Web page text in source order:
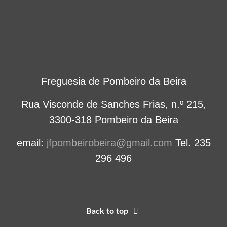
Freguesia de Pombeiro da Beira
Rua Visconde de Sanches Frias, n.º 215,
3300-318 Pombeiro da Beira
email: jfpombeirobeira@gmail.com Tel. 235
296 496
Back to top